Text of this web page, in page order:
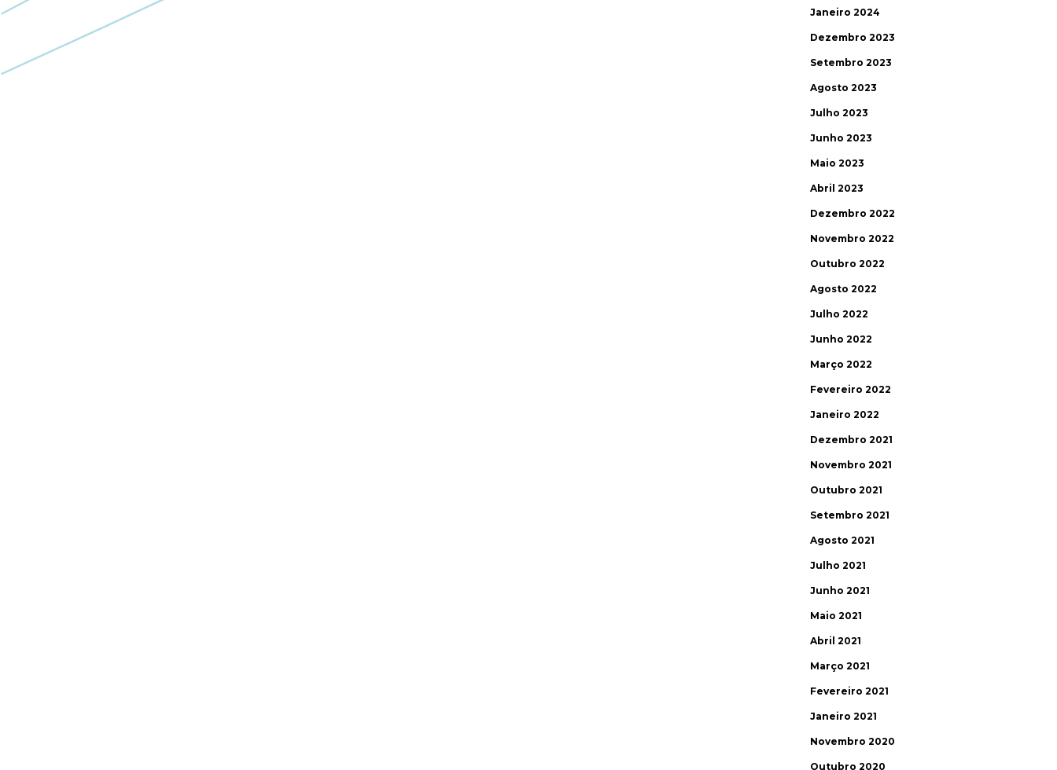
Janeiro 2024
Dezembro 2023
Setembro 2023
Agosto 2023
Julho 2023
Junho 2023
Maio 2023
Abril 2023
Dezembro 2022
Novembro 2022
Outubro 2022
Agosto 2022
Julho 2022
Junho 2022
Março 2022
Fevereiro 2022
Janeiro 2022
Dezembro 2021
Novembro 2021
Outubro 2021
Setembro 2021
Agosto 2021
Julho 2021
Junho 2021
Maio 2021
Abril 2021
Março 2021
Fevereiro 2021
Janeiro 2021
Novembro 2020
Outubro 2020